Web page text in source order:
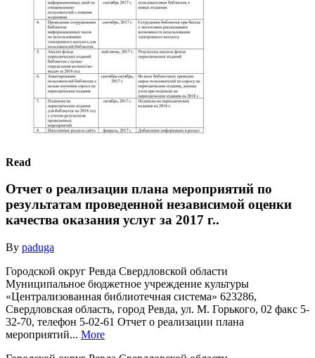
Read
Отчет о реализации плана мероприятий по
результатам проведенной независимой оценки
качества оказания услуг за 2017 г..
By paduga
Городской округ Ревда Свердловской области
Муниципальное бюджетное учреждение культуры
«Централизованная библиотечная система» 623286,
Свердловская область, город Ревда, ул. М. Горького, 02 факс 5-
32-70, телефон 5-02-61 Отчет о реализации плана
мероприятий... More